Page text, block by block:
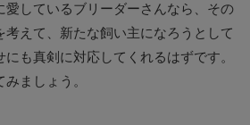
愛しているブリーダーさんなら、その
えて、新たな飼い主になろうとして
も真剣に対応してくれるはずです。
ましょう。